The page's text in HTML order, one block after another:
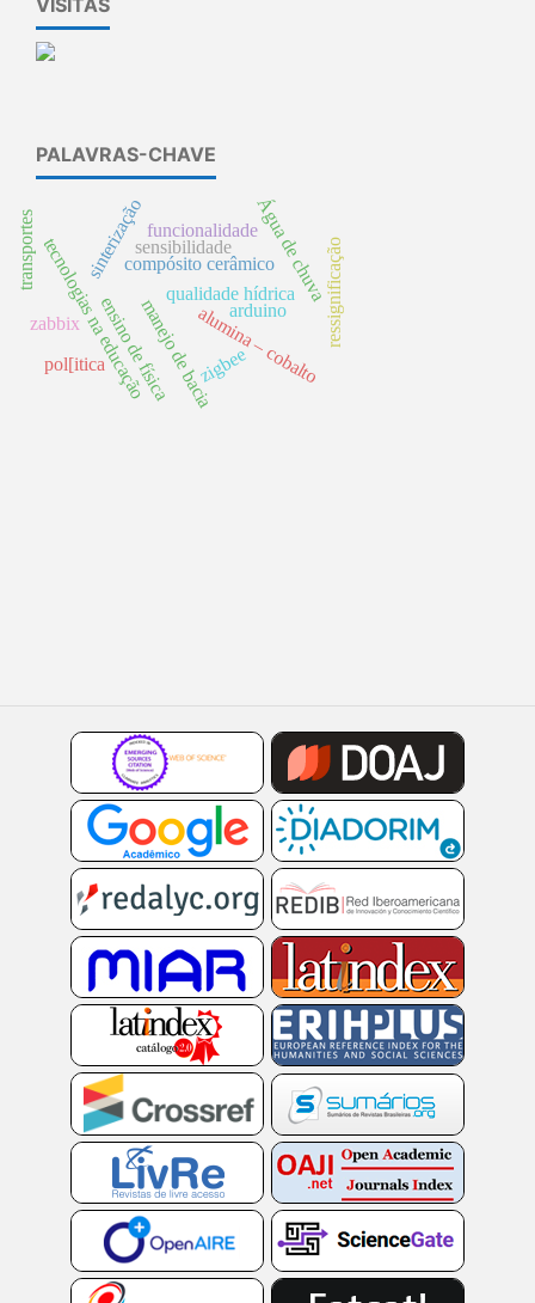
VISITAS
PALAVRAS-CHAVE
ensino de físicaqualidade hídrica
manejo de bacia
tecnologias na educaçãocompósito cerâmico
alumina – cobalto
sinterização
zigbee
zabbix
pol[itica
Água de chuvaressignificação
sensibilidade
transportes funcionalidade
arduino